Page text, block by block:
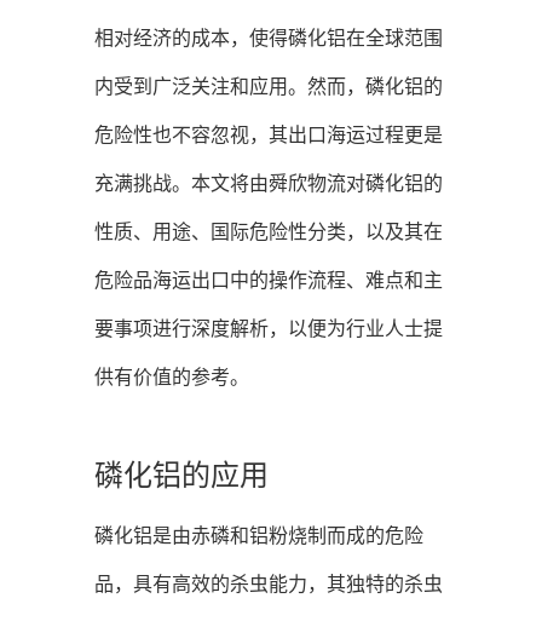
相对经济的成本，使得磷化铝在全球范围
内受到广泛关注和应用。然而，磷化铝的
危险性也不容忽视，其出口海运过程更是
充满挑战。本文将由舜欣物流对磷化铝的
性质、用途、国际危险性分类，以及其在
危险品海运出口中的操作流程、难点和主
要事项进行深度解析，以便为行业人士提
供有价值的参考。
磷化铝的应用
磷化铝是由赤磷和铝粉烧制而成的危险
品，具有高效的杀虫能力，其独特的杀虫